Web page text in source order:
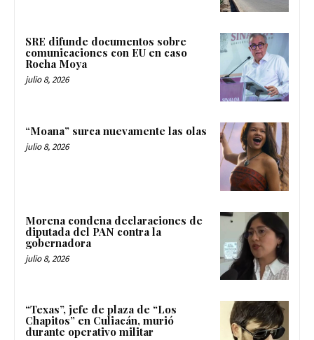
SRE difunde documentos sobre
comunicaciones con EU en caso
Rocha Moya
julio 8, 2026
“Moana” surca nuevamente las olas
julio 8, 2026
Morena condena declaraciones de
diputada del PAN contra la
gobernadora
julio 8, 2026
“Texas”, jefe de plaza de “Los
Chapitos” en Culiacán, murió
durante operativo militar